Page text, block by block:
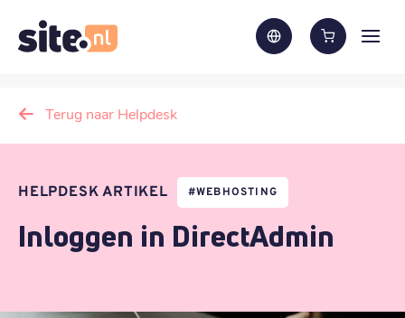
Terug naar Helpdesk
HELPDESK ARTIKEL #WEBHOSTING
Inloggen in DirectAdmin